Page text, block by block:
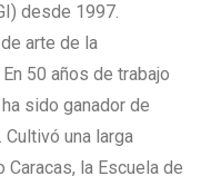
desde 1997.
arte de la
50 años de trabajo
sido ganador de
una larga
la Escuela de